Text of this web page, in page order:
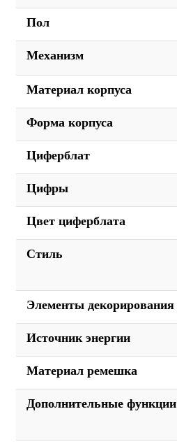
Пол
Механизм
Материал корпуса
Форма корпуса
Циферблат
Цифры
Цвет циферблата
Стиль
Элементы декорирования
Источник энергии
Материал ремешка
Дополнительные функции